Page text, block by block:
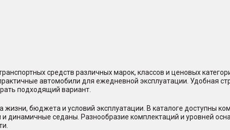
средств различных марок, классов и ценовых
автомобили для ежедневной эксплуатации. Удобная
подходящий вариант.
жизни, бюджета и условий эксплуатации. В каталоге доступны
динамичные седаны. Разнообразие комплектаций и уровней